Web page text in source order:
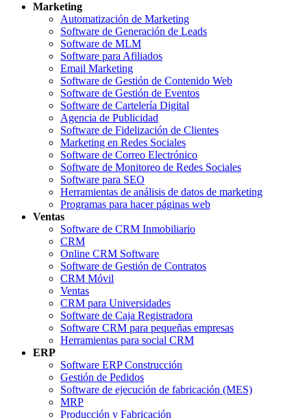
Marketing
Automatización de Marketing
Software de Generación de Leads
Software de MLM
Software para Afiliados
Email Marketing
Software de Gestión de Contenido Web
Software de Gestión de Eventos
Software de Cartelería Digital
Agencia de Publicidad
Software de Fidelización de Clientes
Marketing en Redes Sociales
Software de Correo Electrónico
Software de Monitoreo de Redes Sociales
Software para SEO
Herramientas de análisis de datos de marketing
Programas para hacer páginas web
Ventas
Software de CRM Inmobiliario
CRM
Online CRM Software
Software de Gestión de Contratos
CRM Móvil
Ventas
CRM para Universidades
Software de Caja Registradora
Software CRM para pequeñas empresas
Herramientas para social CRM
ERP
Software ERP Construcción
Gestión de Pedidos
Software de ejecución de fabricación (MES)
MRP
Producción y Fabricación